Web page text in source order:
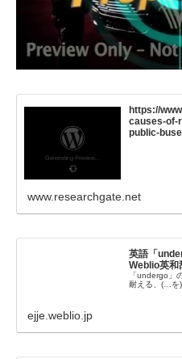
https://
causes-of-
public-
www.researchgate.net
英語「
Weblio英和
「undergo」
耐える、(…を
ejje.weblio.jp